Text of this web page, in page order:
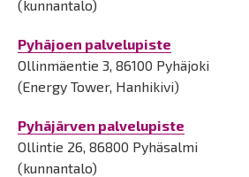
(kunnantalo)
Pyhäjoen palvelupiste
Ollinmäentie 3, 86100 Pyhäjoki
(Energy Tower, Hanhikivi)
Pyhäjärven palvelupiste
Ollintie 26, 86800 Pyhäsalmi
(kunnantalo)